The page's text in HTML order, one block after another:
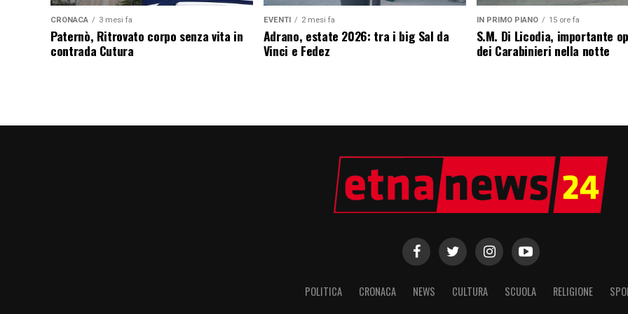
CRONACA 3 mesi fa
Paternò, Ritrovato corpo senza vita in
contrada Cutura
EVENTI 2 mesi fa
Adrano, estate 2026: tra i big Sal da
Vinci e Fedez
IN PRIMO PIANO 15 ore fa
S.M. Di Licodia, importante
dei Carabinieri nella notte
POLITICA CRONACA NEWS CULTURA SCUOLA RELIGIONE